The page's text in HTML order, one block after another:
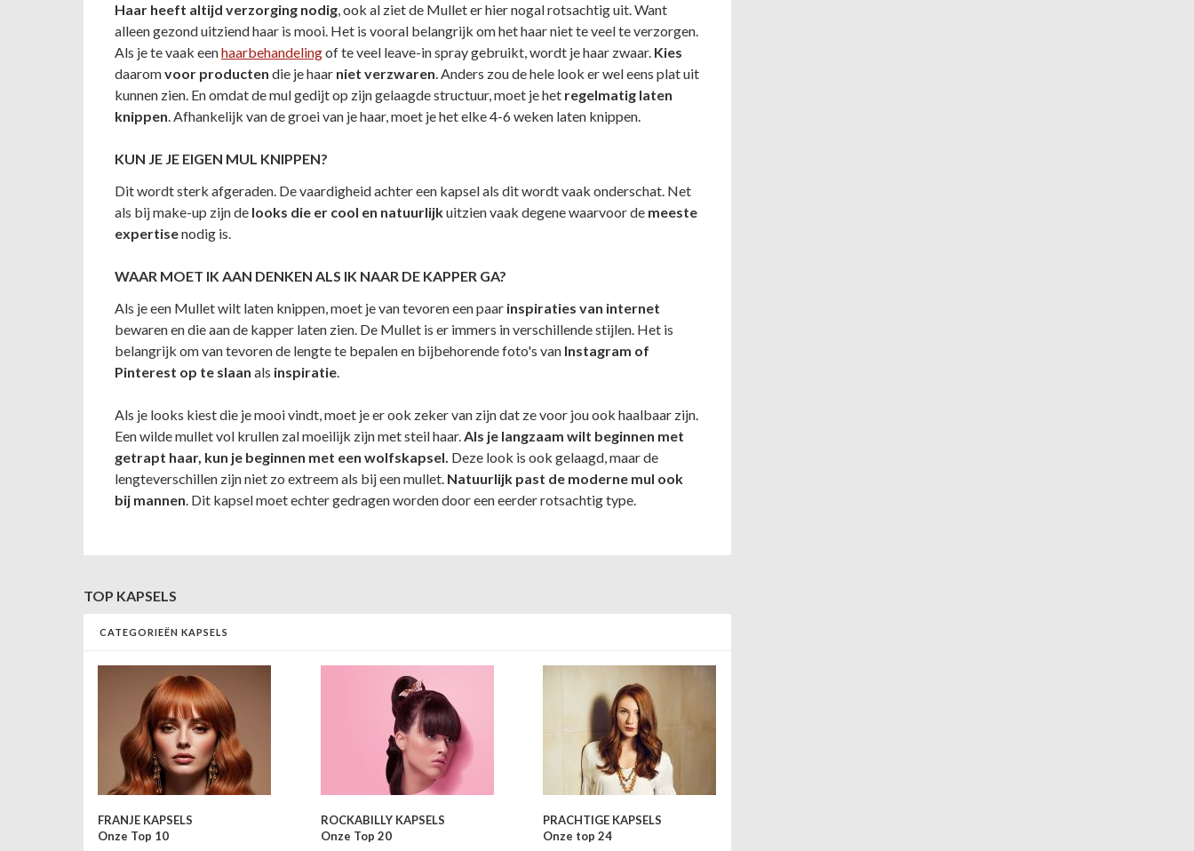
Haar heeft altijd verzorging nodig, ook al ziet de Mullet er hier nogal rotsachtig uit. Want
alleen gezond uitziend haar is mooi. Het is vooral belangrijk om het haar niet te veel te verzorgen.
Als je te vaak eenhaarbehandelingof te veel leave-in spray gebruikt, wordt je haar zwaar. Kies
daaromvoor producten die je haar niet verzwaren. Anders zou de hele look er wel eens plat uit
kunnen zien. En omdat de mul gedijt op zijn gelaagde structuur, moet je het regelmatig laten
knippen. Afhankelijk van de groei van je haar, moet je het elke 4-6 weken laten knippen.
KUN JE JE EIGEN MUL KNIPPEN?
Dit wordt sterk afgeraden. De vaardigheid achter een kapsel als dit wordt vaak onderschat. Net
als bij make-up zijn de looks die er cool en natuurlijkuitzien vaak degene waarvoor de meeste
expertisenodig is.
WAAR MOET IK AAN DENKEN ALS IK NAAR DE KAPPER GA?
Als je een Mullet wilt laten knippen, moet je van tevoren een paar inspiraties van internet
bewaren en die aan de kapper laten zien. De Mullet is er immers in verschillende stijlen. Het is
belangrijk om van tevoren de lengte te bepalen en bijbehorende foto's van Instagram of
Pinterest op te slaan als inspiratie.
Als je looks kiest die je mooi vindt, moet je er ook zeker van zijn dat ze voor jou ook haalbaar zijn.
Een wilde mullet vol krullen zal moeilijk zijn met steil haar.Als je langzaam wilt beginnen met
getrapt haar, kun je beginnen met een wolfskapsel. Deze look is ook gelaagd, maar de
lengteverschillen zijn niet zo extreem als bij een mullet. Natuurlijk past de moderne mul ook
bij mannen. Dit kapsel moet echter gedragen worden door een eerder rotsachtig type.
TOP KAPSELS
CATEGORIEËN KAPSELS
FRANJE KAPSELS
Onze Top 10
ROCKABILLY KAPSELS
Onze Top 20
PRACHTIGE KAPSELS
Onze top 24